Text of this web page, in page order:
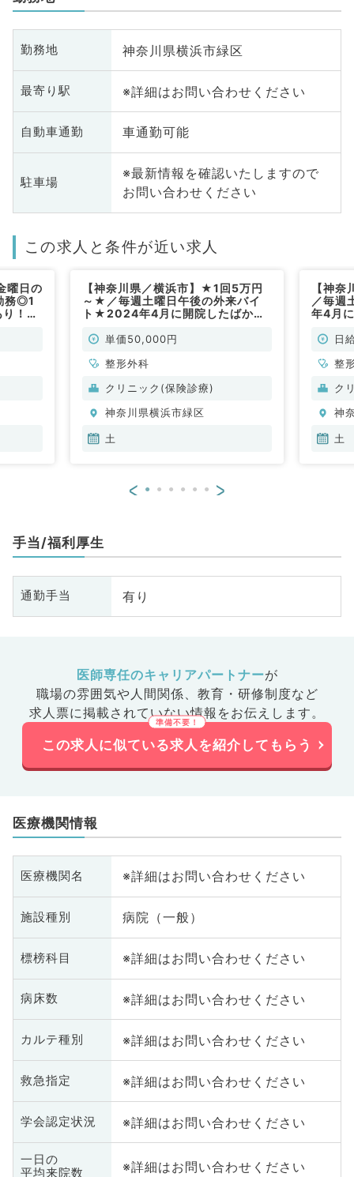
勤務地 神奈川県横浜市緑区
最寄り駅 ※詳細はお問い合わせください
自動車通勤 車通勤可能
駐車場
※最新情報を確認いたしますので
お問い合わせください
この求人と条件が近い求人
曜日の
務◎1
！
【神奈川県／横浜市】★1回5万円
～★／毎週土曜日午後の外来バイ
ト★2024年4月に開院したばかり
単価50,000円
整形外科
クリニック(保険診療)
神奈川県横浜市緑区
土
【神
／毎
年4月
日
整
ク
神
土
< >
手当/福利厚生
通勤手当 有り
医師専任のキャリアパートナーが
職場の雰囲気や人間関係、 教育・研修制度など
求人票に掲載されていない情報をお伝えします。
この求人に似ている求人を紹介してもらう
医療機関情報
医療機関名 ※詳細はお問い合わせください
施設種別 病院（一般）
標榜科目 ※詳細はお問い合わせください
病床数 ※詳細はお問い合わせください
カルテ種別 ※詳細はお問い合わせください
救急指定 ※詳細はお問い合わせください
学会認定状況 ※詳細はお問い合わせください
一日の
平均来院数
※詳細はお問い合わせください